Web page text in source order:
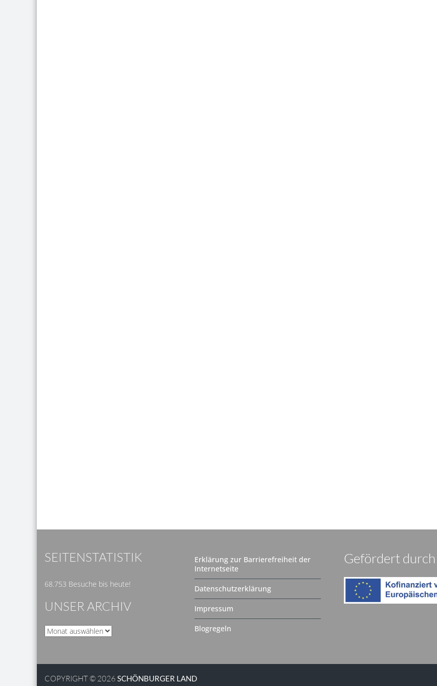
SEITENSTATISTIK
68.753 Besuche bis heute!
UNSER ARCHIV
Unser
Erklärung zur Barrierefreiheit der
Internetseite
Datenschutzerklärung
Impressum
Blogregeln
Gefördert durch
COPYRIGHT © 2026 SCHÖNBURGER LAND